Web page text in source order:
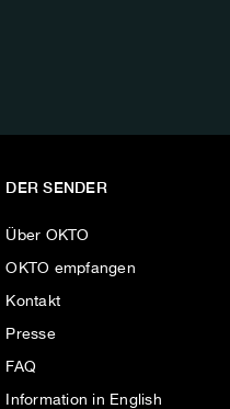
DER SENDER
Über OKTO
OKTO empfangen
Kontakt
Presse
FAQ
Information in English